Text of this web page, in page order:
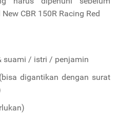
CBR 150R Racing Red
suami / istri / penjamin
digantikan dengan surat